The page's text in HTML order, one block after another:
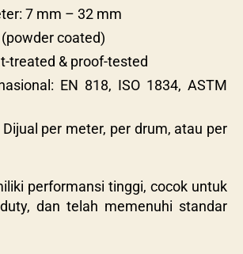
7 mm – 32 mm
coated)
treated & proof-tested
EN 818, ISO 1834, ASTM
per meter, per drum, atau per
performansi tinggi, cocok untuk
dan telah memenuhi standar